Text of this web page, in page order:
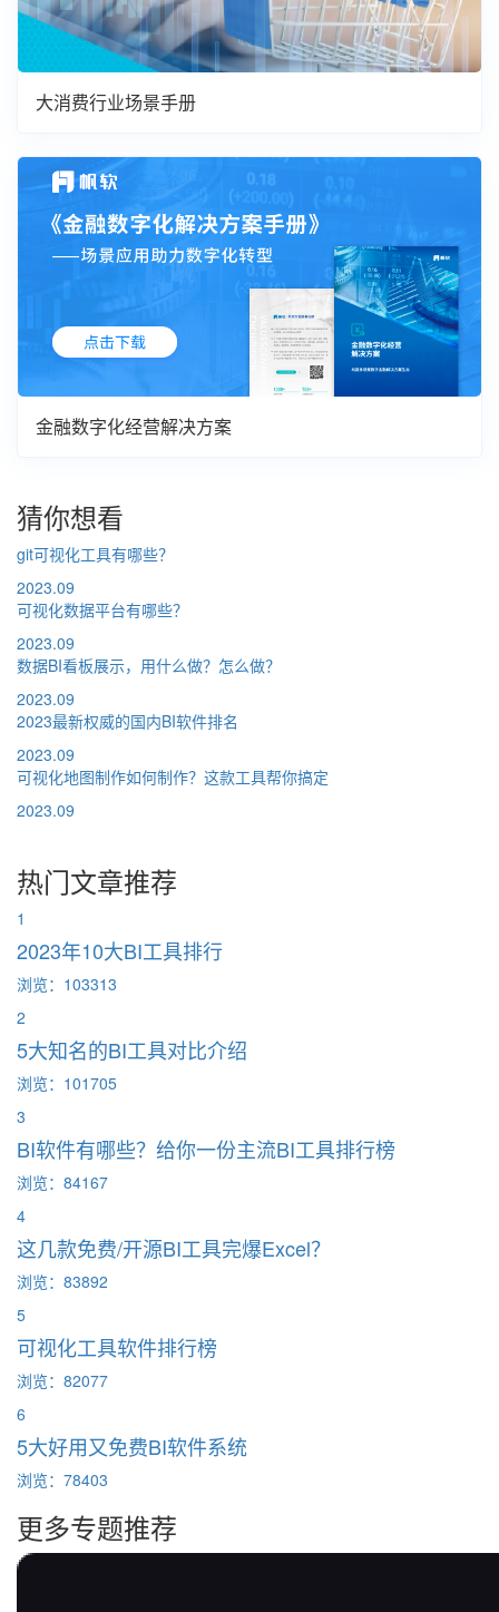
大消费行业场景手册
金融数字化经营解决方案
猜你想看
git可视化工具有哪些？
2023.09
可视化数据平台有哪些？
2023.09
数据BI看板展示，用什么做？怎么做？
2023.09
2023最新权威的国内BI软件排名
2023.09
可视化地图制作如何制作？这款工具帮你搞定
2023.09
热门文章推荐
1
2023年10大BI工具排行
浏览：103313
2
5大知名的BI工具对比介绍
浏览：101705
3
BI软件有哪些？给你一份主流BI工具排行榜
浏览：84167
4
这几款免费/开源BI工具完爆Excel？
浏览：83892
5
可视化工具软件排行榜
浏览：82077
6
5大好用又免费BI软件系统
浏览：78403
更多专题推荐